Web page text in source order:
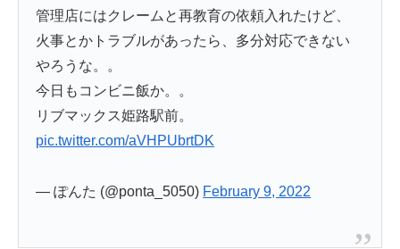
管理店にはクレームと再教育の依頼入れたけど、
火事とかトラブルがあったら、多分対応できない
やろうな。。
今日もコンビニ飯か。。
リブマックス姫路駅前。
pic.twitter.com/aVHPUbrtDK
— ぽんた (@ponta_5050) February 9, 2022